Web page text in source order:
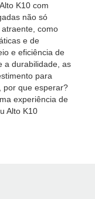
K10 com
não só
como
e de
e eficiência de
a durabilidade, as
para
por que esperar?
experiência de
Alto K10